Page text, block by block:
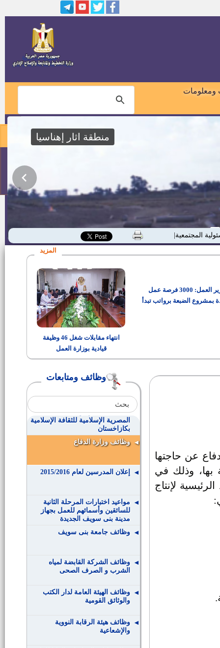
01018460099
ومعلومات
منطقة اثار إهناسيا
المجتمعية"
المزيد
وزير العمل: 3000 فرصة عمل
بمشروع الضبعة برواتب تبدأ
انتهاء مقابلات شغل 46 وظيفة
قيادية بوزارة العمل
عن حاجتها
بها، وذلك في
وظائف ومتابعات
المستحضرات الحيوية
4 أطباء بشريين وطبيب صيدلي
للعمل بالإدارة العامة لبرامج أمراض
الطفولة بنظام الانتداب
تعيين حملة الماجستير والدكتوراه
وظائف خالية بدولة الكويت
وظائف مصلحة الطب الشرعى
(إعلان رقم 1 لسنة 2015)
وظائف الأزهر الشريف
القومية لمياه الشرب (إعلان رقم 3
لسنة 2015)
وظائف كلية الهندسة بجامعة مصر
للعلوم والتكنولوجيا
وظائف المقاولون العرب
وظائف المركز القومي لبحوث
المياه
أعضاء هيئة تدريس ومعاونيهم
بكليات الحاسبات والمعلومات
أعضاء هيئة تدريس بالجامعة
المصرية الإسلامية للثقافة الإسلامية
بكازاخستان
وظائف وزارة الدفاع
إعلان المدرسين لعام 2015/2016
مواعيد اختبارات المرحلة الثانية
للسائقين وأسمائهم للعمل بجهاز
مدينة بنى سويف الجديدة
وظائف جامعة بنى سويف
وظائف الشركة القابضة لمياه
الشرب و الصرف الصحى
وظائف الهيئة العامة لدار الكتب
والوثائق القومية
وظائف هيئة الرقابة النووية
والإشعاعية